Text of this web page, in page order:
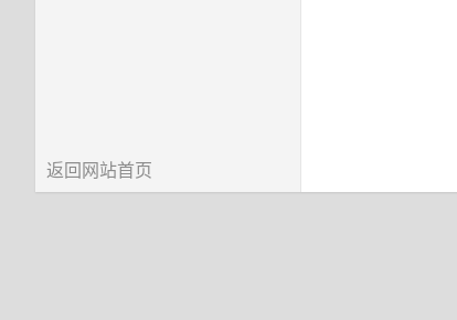
返回网站首页